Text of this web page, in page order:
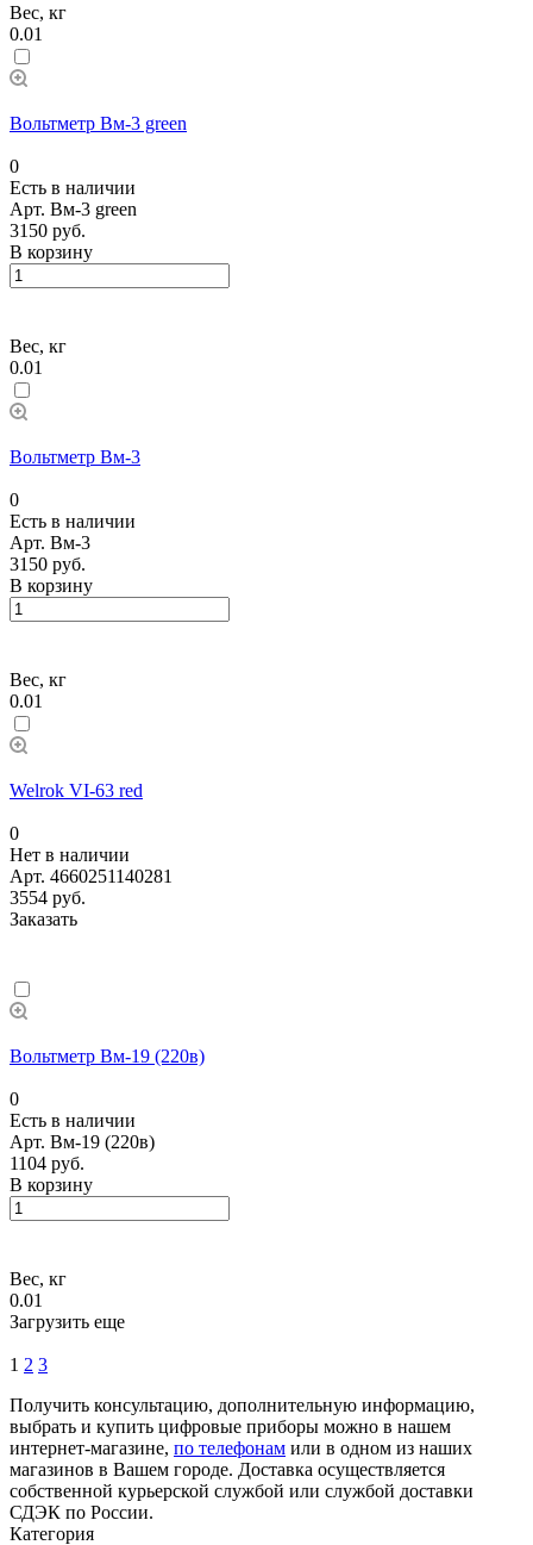
Вес, кг
0.01
Вольтметр Вм-3 green
0
Есть в наличии
Арт. Вм-3 green
3150 руб.
В корзину
Вес, кг
0.01
Вольтметр Вм-3
0
Есть в наличии
Арт. Вм-3
3150 руб.
В корзину
Вес, кг
0.01
Welrok VI-63 red
0
Нет в наличии
Арт. 4660251140281
3554 руб.
Заказать
Вольтметр Вм-19 (220в)
0
Есть в наличии
Арт. Вм-19 (220в)
1104 руб.
В корзину
Вес, кг
0.01
Загрузить еще
1 2 3
Получить консультацию, дополнительную информацию,
выбрать и купить цифровые приборы можно в нашем
интернет-магазине, по телефонам или в одном из наших
магазинов в Вашем городе. Доставка осуществляется
собственной курьерской службой или службой доставки
СДЭК по России.
Категория